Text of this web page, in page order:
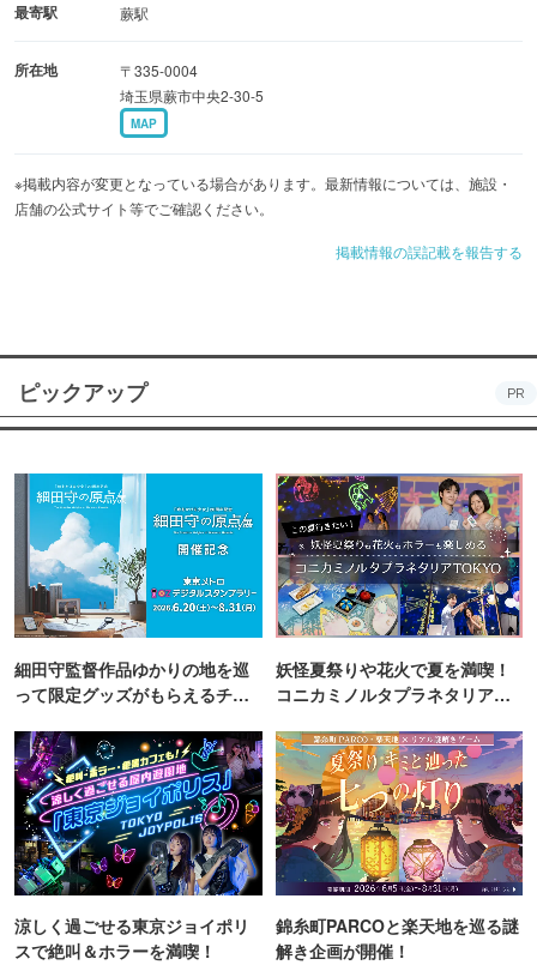
最寄駅 蕨駅
所在地
〒335-0004
埼玉県蕨市中央2-30-5
MAP
※掲載内容が変更となっている場合があります。最新情報については、施設・
店舗の公式サイト等でご確認ください。
掲載情報の誤記載を報告する
ピックアップ PR
細田守監督作品ゆかりの地を巡
って限定グッズがもらえるチャ
妖怪夏祭りや花火で夏を満喫！
コニカミノルタプラネタリア
涼しく過ごせる東京ジョイポリ
スで絶叫＆ホラーを満喫！
錦糸町PARCOと楽天地を巡る謎
解き企画が開催！